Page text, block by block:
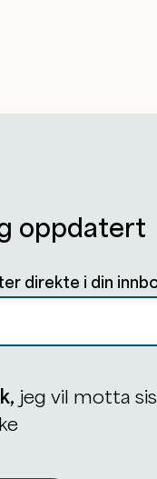
oppdatert
direkte i din
jeg vil motta